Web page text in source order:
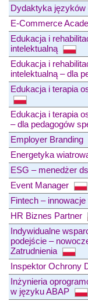
Dydaktyka języków
E-Commerce
Edukacja i
intelektualną
Edukacja i
intelektualną – dla
Edukacja i terapia
Edukacja i terapia
– dla pedagogów
Employer Branding
Energetyka
ESG – menedżer
Event Manager
Fintech –
HR Biznes Partner
Indywidualne
podejście –
Zatrudnienia
Inspektor Ochrony
Inżynieria
w języku ABAP